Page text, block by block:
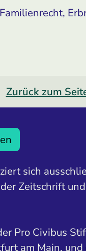
Familienrecht,
Zurück zum
sich
Zeitschrift
Pro Civibus
am Main, und